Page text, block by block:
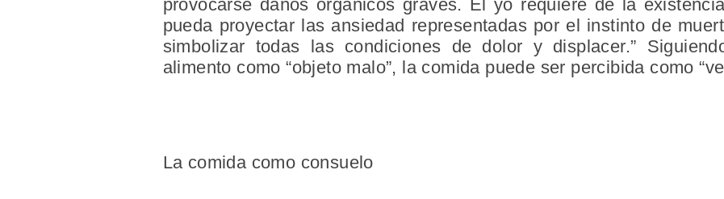
provocarse daños orgánicos graves. El yo requiere de la
pueda proyectar las ansiedad representadas por el instinto de
simbolizar todas las condiciones de dolor y displacer.”
alimento como “objeto malo”, la comida puede ser percibida como
La comida como consuelo